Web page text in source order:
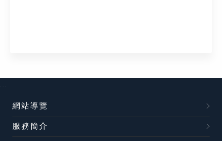
:::
網站導覽
服務簡介